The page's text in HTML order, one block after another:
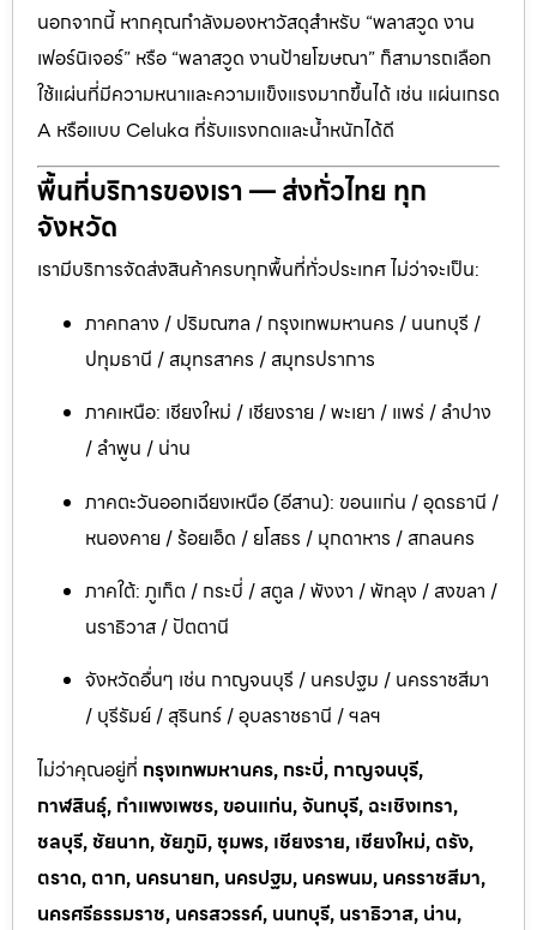
นอกจากนี้ หากคุณกำลังมองหาวัสดุสำหรับ “พลาสวูด งาน
เฟอร์นิเจอร์” หรือ “พลาสวูด งานป้ายโฆษณา” ก็สามารถเลือก
ใช้แผ่นที่มีความหนาและความแข็งแรงมากขึ้นได้ เช่น แผ่นเกรด
A หรือแบบ Celuka ที่รับแรงกดและน้ำหนักได้ดี
พื้นที่บริการของเรา — ส่งทั่วไทย ทุก
จังหวัด
เรามีบริการจัดส่งสินค้าครบทุกพื้นที่ทั่วประเทศ ไม่ว่าจะเป็น:
ภาคกลาง / ปริมณฑล / กรุงเทพมหานคร / นนทบุรี /
ปทุมธานี / สมุทรสาคร / สมุทรปราการ
ภาคเหนือ: เชียงใหม่ / เชียงราย / พะเยา / แพร่ / ลำปาง
/ ลำพูน / น่าน
ภาคตะวันออกเฉียงเหนือ (อีสาน): ขอนแก่น / อุดรธานี /
หนองคาย / ร้อยเอ็ด / ยโสธร / มุกดาหาร / สกลนคร
ภาคใต้: ภูเก็ต / กระบี่ / สตูล / พังงา / พัทลุง / สงขลา /
นราธิวาส / ปัตตานี
จังหวัดอื่นๆ เช่น กาญจนบุรี / นครปฐม / นครราชสีมา
/ บุรีรัมย์ / สุรินทร์ / อุบลราชธานี / ฯลฯ
ไม่ว่าคุณอยู่ที่ กรุงเทพมหานคร, กระบี่, กาญจนบุรี,
กาฬสินธุ์, กำแพงเพชร, ขอนแก่น, จันทบุรี, ฉะเชิงเทรา,
ชลบุรี, ชัยนาท, ชัยภูมิ, ชุมพร, เชียงราย, เชียงใหม่, ตรัง,
ตราด, ตาก, นครนายก, นครปฐม, นครพนม, นครราชสีมา,
นครศรีธรรมราช, นครสวรรค์, นนทบุรี, นราธิวาส, น่าน,